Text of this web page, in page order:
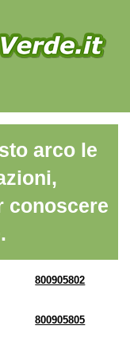
arco le
conoscere
800905802
800905805